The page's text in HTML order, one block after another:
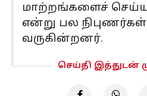
மாற்றங்களைச்
என்று பல நிபுணர்கள்
வருகின்றனர்.
செய்தி இத்துடன்